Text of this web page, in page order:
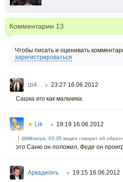
Комментарии 13
Чтобы писать и оценивать
зарегистрироваться
izi4 ○ 23:27 16.06.2012
Сашка его как мальчика
★ Lik ○ 19:19 16.06.2012
@Mihanya 03:35 видео говорит об
это Саню он положил, Феде он
Аркадионъ ○ 19:15 16.06.2012